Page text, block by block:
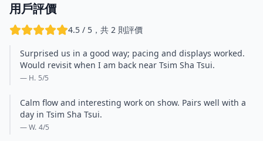
用戶評價
4.5 / 5，共 2 則評價
Surprised us in a good way; pacing and displays worked.
Would revisit when I am back near Tsim Sha Tsui.
— H. 5/5
Calm flow and interesting work on show. Pairs well with a
day in Tsim Sha Tsui.
— W. 4/5